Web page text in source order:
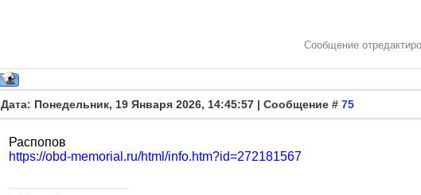
Сообщение
Дата: Понедельник, 19 Января 2026, 14:45:57 | Сообщение # 75
Распопов
https://obd-memorial.ru/html/info.htm?id=272181567